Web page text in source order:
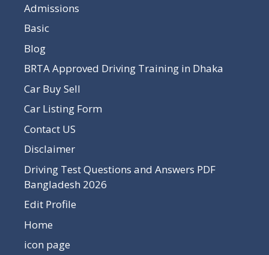
Admissions
Basic
Blog
BRTA Approved Driving Training in Dhaka
Car Buy Sell
Car Listing Form
Contact US
Disclaimer
Driving Test Questions and Answers PDF
Bangladesh 2026
Edit Profile
Home
icon page